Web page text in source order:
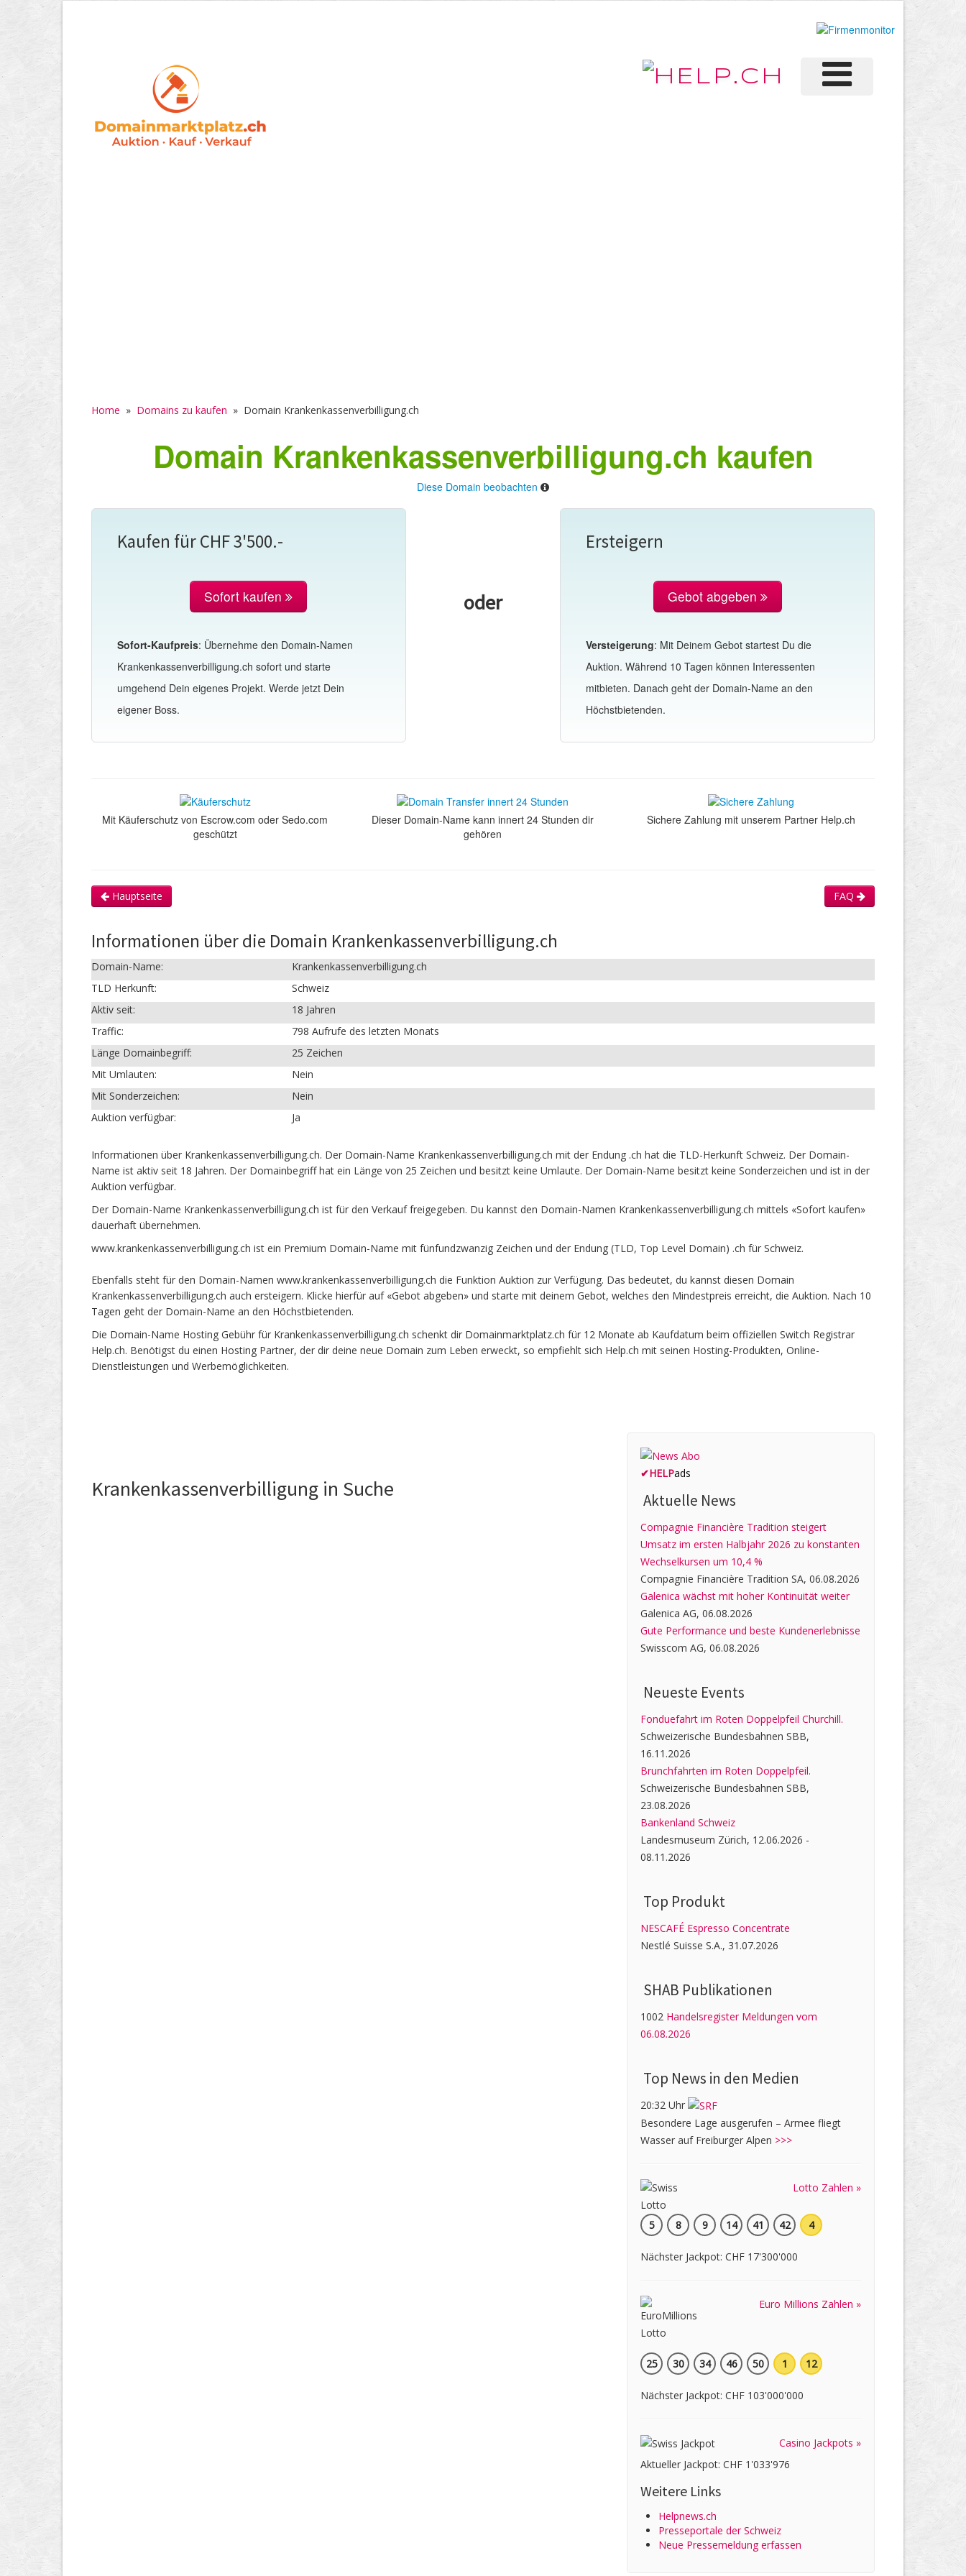
Home » Domains zu kaufen » Domain Krankenkassenverbilligung.ch
Domain Krankenkassenverbilligung.ch kaufen
Diese Domain beobachten
Kaufen für CHF 3'500.-
Sofort kaufen
Sofort-Kaufpreis: Übernehme den Domain-Namen
Krankenkassenverbilligung.ch sofort und starte
umgehend Dein eigenes Projekt. Werde jetzt Dein
eigener Boss.
oder
Ersteigern
Gebot abgeben
Versteigerung: Mit Deinem Gebot startest Du die
Auktion. Während 10 Tagen können Interessenten
mitbieten. Danach geht der Domain-Name an den
Höchstbietenden.
Mit Käuferschutz von Escrow.com oder Sedo.com
geschützt
Dieser Domain-Name kann innert 24 Stunden dir
gehören
Sichere Zahlung mit unserem Partner Help.ch
Hauptseite FAQ
Informationen über die Domain Krankenkassenverbilligung.ch
Domain-Name:
Krankenkassenverbilligung.ch
TLD Herkunft:
Schweiz
Aktiv seit:
18 Jahren
Traffic:
798 Aufrufe des letzten Monats
Länge Domainbegriff:
25 Zeichen
Mit Umlauten:
Nein
Mit Sonderzeichen:
Nein
Auktion verfügbar:
Ja
Informationen über Krankenkassenverbilligung.ch. Der Domain-Name Krankenkassenverbilligung.ch mit der Endung .ch hat die TLD-Herkunft Schweiz. Der Domain-
Name ist aktiv seit 18 Jahren. Der Domainbegriff hat ein Länge von 25 Zeichen und besitzt keine Umlaute. Der Domain-Name besitzt keine Sonderzeichen und ist in der
Auktion verfügbar.
Der Domain-Name Krankenkassenverbilligung.ch ist für den Verkauf freigegeben. Du kannst den Domain-Namen Krankenkassenverbilligung.ch mittels «Sofort kaufen»
dauerhaft übernehmen.
www.krankenkassenverbilligung.ch ist ein Premium Domain-Name mit fünfundzwanzig Zeichen und der Endung (TLD, Top Level Domain) .ch für Schweiz.
Ebenfalls steht für den Domain-Namen www.krankenkassenverbilligung.ch die Funktion Auktion zur Verfügung. Das bedeutet, du kannst diesen Domain
Krankenkassenverbilligung.ch auch ersteigern. Klicke hierfür auf «Gebot abgeben» und starte mit deinem Gebot, welches den Mindestpreis erreicht, die Auktion. Nach 10
Tagen geht der Domain-Name an den Höchstbietenden.
Die Domain-Name Hosting Gebühr für Krankenkassenverbilligung.ch schenkt dir Domainmarktplatz.ch für 12 Monate ab Kaufdatum beim offiziellen Switch Registrar
Help.ch. Benötigst du einen Hosting Partner, der dir deine neue Domain zum Leben erweckt, so empfiehlt sich Help.ch mit seinen Hosting-Produkten, Online-
Dienstleistungen und Werbemöglichkeiten.
Krankenkassenverbilligung in Suche
✔HELPads
Aktuelle News
Compagnie Financière Tradition steigert
Umsatz im ersten Halbjahr 2026 zu konstanten
Wechselkursen um 10,4 %
Compagnie Financière Tradition SA, 06.08.2026
Galenica wächst mit hoher Kontinuität weiter
Galenica AG, 06.08.2026
Gute Performance und beste Kundenerlebnisse
Swisscom AG, 06.08.2026
Neueste Events
Fonduefahrt im Roten Doppelpfeil Churchill.
Schweizerische Bundesbahnen SBB,
16.11.2026
Brunchfahrten im Roten Doppelpfeil.
Schweizerische Bundesbahnen SBB,
23.08.2026
Bankenland Schweiz
Landesmuseum Zürich, 12.06.2026 -
08.11.2026
Top Produkt
NESCAFÉ Espresso Concentrate
Nestlé Suisse S.A., 31.07.2026
SHAB Publi­kati­onen
1002 Handelsregister Meldungen vom
06.08.2026
Top News in den Medien
20:32 Uhr
Besondere Lage ausgerufen – Armee fliegt
Wasser auf Freiburger Alpen >>>
Lotto Zahlen »
5 8 9 14 41 42 4
Nächster Jackpot: CHF 17'300'000
Euro Millions Zahlen »
25 30 34 46 50 1 12
Nächster Jackpot: CHF 103'000'000
Casino Jackpots »
Aktueller Jackpot: CHF 1'033'976
Weitere Links
Helpnews.ch
Presseportale der Schweiz
Neue Pressemeldung erfassen